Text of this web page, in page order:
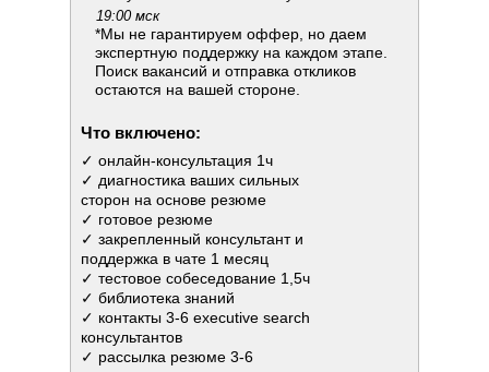
✓ онлайн-консультация 1ч
✓ диагностика ваших сильных
сторон на основе резюме
✓ готовое резюме
✓ закрепленный консультант и
поддержка в чате 1 месяц
✓ тестовое собеседование 1,5ч
✓ библиотека знаний
✓ контакты 3-6 executive search
консультантов
✓ рассылка резюме 3-6
Что включено:
*Мы не гарантируем оффер, но даем
экспертную поддержку на каждом этапе.
Поиск вакансий и отправка откликов
остаются на вашей стороне.
19:00 мск